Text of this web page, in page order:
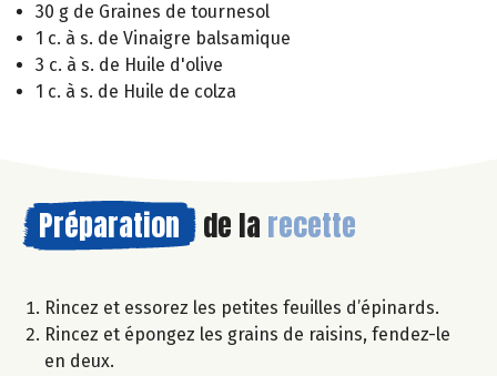
30 g de Graines de tournesol
1 c. à s. de Vinaigre balsamique
3 c. à s. de Huile d'olive
1 c. à s. de Huile de colza
Préparation de la recette
Rincez et essorez les petites feuilles d’épinards.
Rincez et épongez les grains de raisins, fendez-le
en deux.